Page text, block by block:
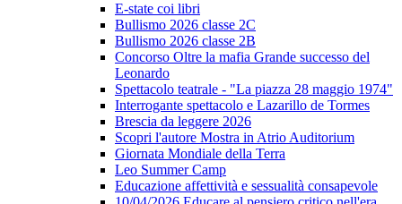
E-state coi libri
Bullismo 2026 classe 2C
Bullismo 2026 classe 2B
Concorso Oltre la mafia Grande successo del
Leonardo
Spettacolo teatrale - "La piazza 28 maggio 1974"
Interrogante spettacolo e Lazarillo de Tormes
Brescia da leggere 2026
Scopri l'autore Mostra in Atrio Auditorium
Giornata Mondiale della Terra
Leo Summer Camp
Educazione affettività e sessualità consapevole